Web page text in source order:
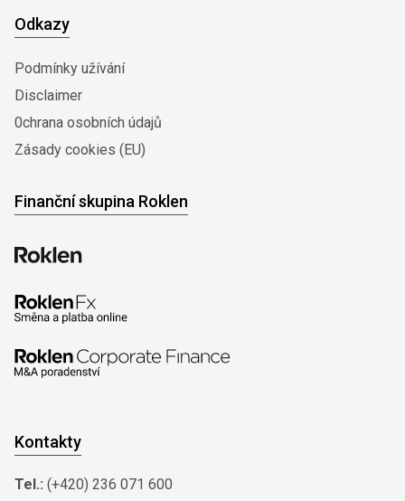
Odkazy
Podmínky užívání
Disclaimer
0chrana osobních údajů
Zásady cookies (EU)
Finanční skupina Roklen
Kontakty
Tel.: (+420) 236 071 600